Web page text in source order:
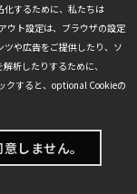
化するために、私たちは
ウト設定は、ブラウザの設定
や広告をご提供したり、ソ
析したりするために、
クすると、optional Cookieの
しません。
ス
せ